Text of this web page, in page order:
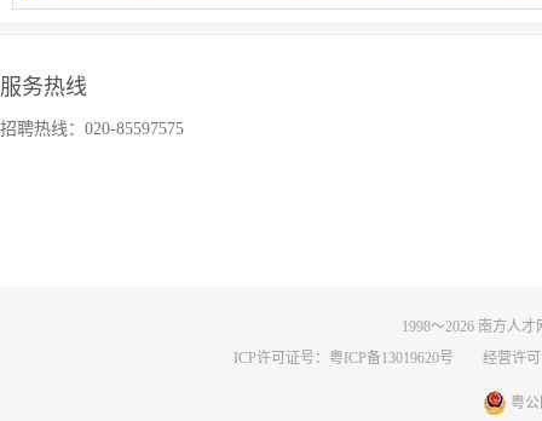
服务热线
招聘热线：020-85597575
1998～2026 南方人才
ICP许可证号：粤ICP备13019620号 经营许可
粤公